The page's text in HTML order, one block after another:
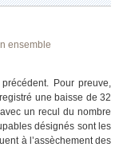
ensemble
Pour preuve,
une baisse de 32
un recul du nombre
désignés sont les
à l’assèchement des